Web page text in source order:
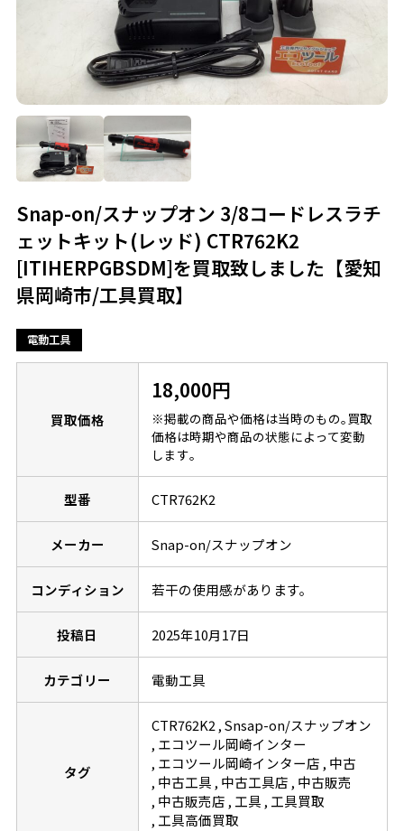
Snap-on/スナップオン 3/8コードレスラチ
ェットキット(レッド) CTR762K2
[ITIHERPGBSDM]を買取致しました【愛知
県岡崎市/工具買取】
電動工具
買取価格
18,000円
※掲載の商品や価格は当時のもの｡買取
価格は時期や商品の状態によって変動
します｡
型番 CTR762K2
メーカー Snap-on/スナップオン
コンディション 若干の使用感があります。
投稿日 2025年10月17日
カテゴリー 電動工具
タグ
CTR762K2 Snsap-on/スナップオン
エコツール岡崎インター
エコツール岡崎インター店 中古
中古工具 中古工具店 中古販売
中古販売店 工具 工具買取
工具高価買取